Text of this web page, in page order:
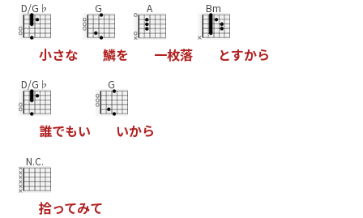
D/G♭
小さな
G
鱗を
A
一枚落
Bm
とすから
D/G♭
誰でもい
G
いから
N.C.
拾ってみて